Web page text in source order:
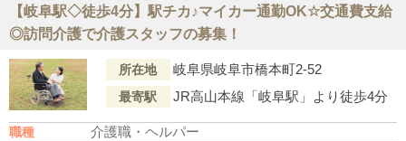
【岐阜駅◇徒歩4分】駅チカ♪マイカー通勤OK☆交通費支給
◎訪問介護で介護スタッフの募集！
所在地 岐阜県岐阜市橋本町2-52
最寄駅 JR高山本線「岐阜駅」より徒歩4分
職種 介護職・ヘルパー